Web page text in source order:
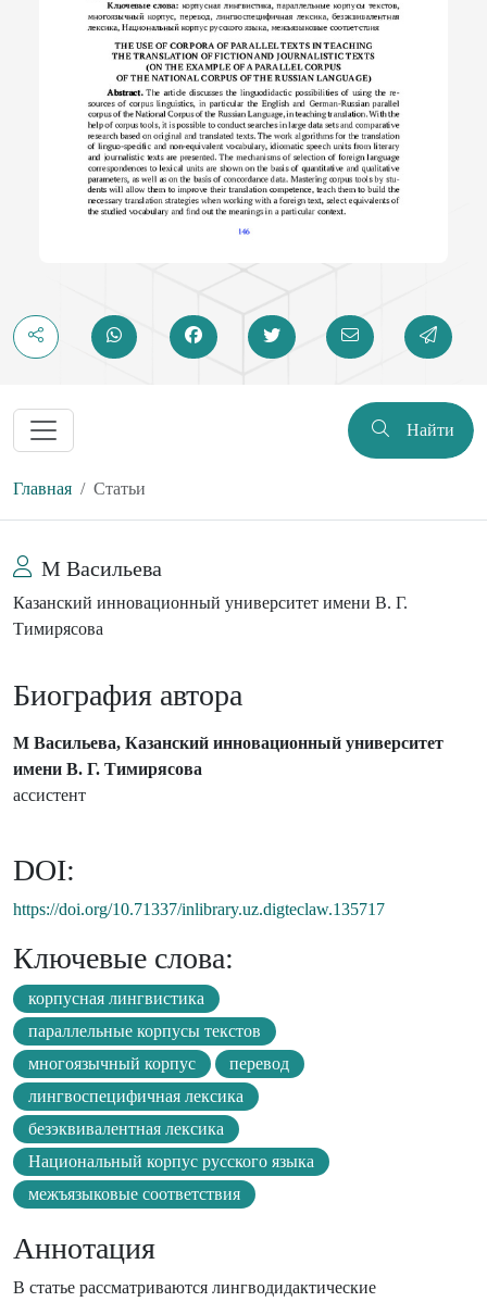
Найти
Главная Статьи
М Васильева
Казанский инновационный университет имени В. Г.
Тимирясова
Биография автора
М Васильева, Казанский инновационный университет
имени В. Г. Тимирясова
ассистент
DOI:
https://doi.org/10.71337/inlibrary.uz.digteclaw.135717
Ключевые слова:
корпусная лингвистика
параллельные корпусы текстов
многоязычный корпус
перевод
лингвоспецифичная лексика
безэквивалентная лексика
Национальный корпус русского языка
межъязыковые соответствия
Аннотация
В статье рассматриваются лингводидактические